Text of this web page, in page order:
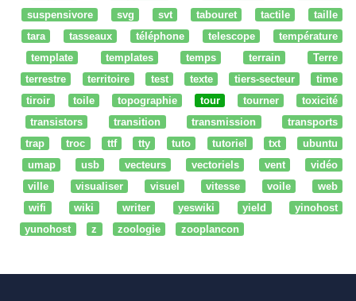
suspensivore
svg svt tabouret tactile
taille
tara
tasseaux téléphone telescope
température
template
templates temps terrain
Terre
terrestre
territoire test texte tiers-secteur
time
tiroir
toile topographie tour tourner
toxicité
transistors
transition transmission
transports
trap
troc ttf tty tuto tutoriel txt
ubuntu
umap
usb vecteurs vectoriels vent
vidéo
ville
visualiser visuel vitesse voile
web
wifi
wiki writer yeswiki yield
yinohost
yunohost
z zoologie zooplancon